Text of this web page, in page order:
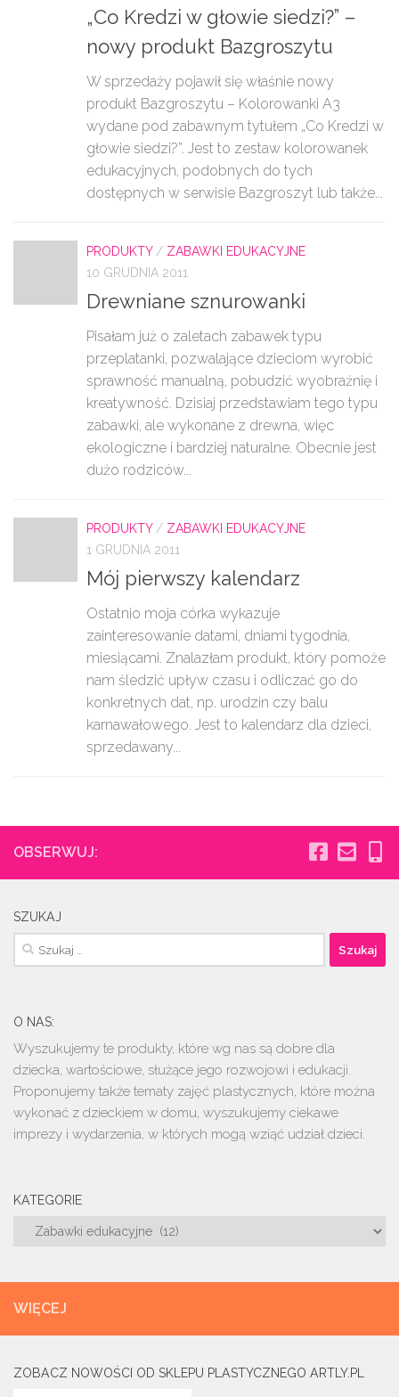
„Co Kredzi w głowie siedzi?” –
nowy produkt Bazgroszytu
W sprzedaży pojawił się właśnie nowy
produkt Bazgroszytu – Kolorowanki A3
wydane pod zabawnym tytułem „Co Kredzi w
głowie siedzi?”. Jest to zestaw kolorowanek
edukacyjnych, podobnych do tych
dostępnych w serwisie Bazgroszyt lub także...
PRODUKTY/ ZABAWKI EDUKACYJNE
10 GRUDNIA 2011
Drewniane sznurowanki
Pisałam już o zaletach zabawek typu
przeplatanki, pozwalające dzieciom wyrobić
sprawność manualną, pobudzić wyobraźnię i
kreatywność. Dzisiaj przedstawiam tego typu
zabawki, ale wykonane z drewna, więc
ekologiczne i bardziej naturalne. Obecnie jest
dużo rodziców...
PRODUKTY/ ZABAWKI EDUKACYJNE
1 GRUDNIA 2011
Mój pierwszy kalendarz
Ostatnio moja córka wykazuje
zainteresowanie datami, dniami tygodnia,
miesiącami. Znalazłam produkt, który pomoże
nam śledzić upływ czasu i odliczać go do
konkretnych dat, np. urodzin czy balu
karnawałowego. Jest to kalendarz dla dzieci,
sprzedawany...
OBSERWUJ:
SZUKAJ
Szukaj:
O NAS:
Wyszukujemy te produkty, które wg nas są dobre dla
dziecka, wartościowe, służące jego rozwojowi i edukacji.
Proponujemy także tematy zajęć plastycznych, które można
wykonać z dzieckiem w domu, wyszukujemy ciekawe
imprezy i wydarzenia, w których mogą wziąć udział dzieci.
KATEGORIE
Kategorie
WIĘCEJ
ZOBACZ NOWOŚCI OD SKLEPU PLASTYCZNEGO ARTLY.PL